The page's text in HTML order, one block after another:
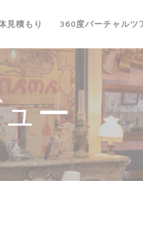
見積もり ((新しいウィンドウで開
360度バーチャルツ
ー